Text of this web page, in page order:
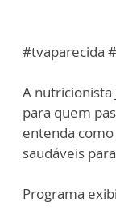
#tvaparecida
A nutricionista
para quem
entenda
saudáveis
Programa